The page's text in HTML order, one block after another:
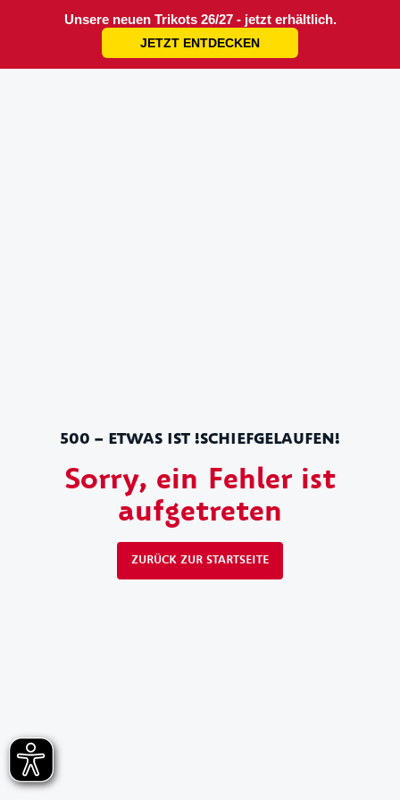
Unsere neuen Trikots 26/27 - jetzt erhältlich.
JETZT ENTDECKEN
500 – ETWAS IST !SCHIEFGELAUFEN!
Sorry, ein Fehler ist
aufgetreten
ZURÜCK ZUR STARTSEITE